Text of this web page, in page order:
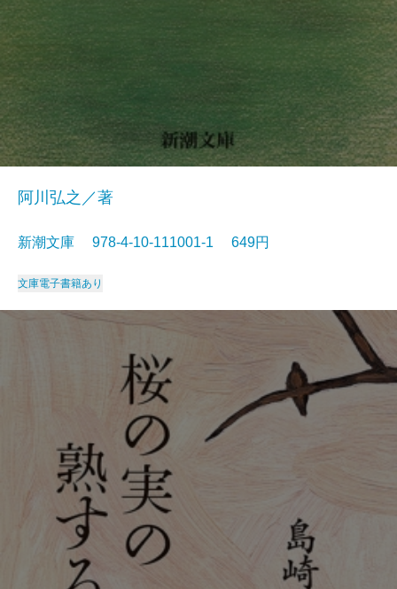
阿川弘之／著
新潮文庫 978-4-10-111001-1 649円
文庫電子書籍あり